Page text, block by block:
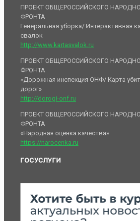
ПРОЕКТ ОБЩЕРОССИЙСКОГО
ФРОНТА
Генеральная уборка/ Интерактивная
свалок
http://www.kartasvalok.ru
ПРОЕКТ ОБЩЕРОССИЙСКОГО
ФРОНТА
«Дорожная инспекция ОНФ/ Карта
дорог»
http://dorogi-onf.ru
ПРОЕКТ ОБЩЕРОССИЙСКОГО
ФРОНТА
«Народная оценка качества»
https://narocenka.ru
ГОСУСЛУГИ